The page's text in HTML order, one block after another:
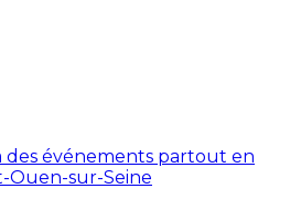
des événements partout en
Ouen-sur-Seine